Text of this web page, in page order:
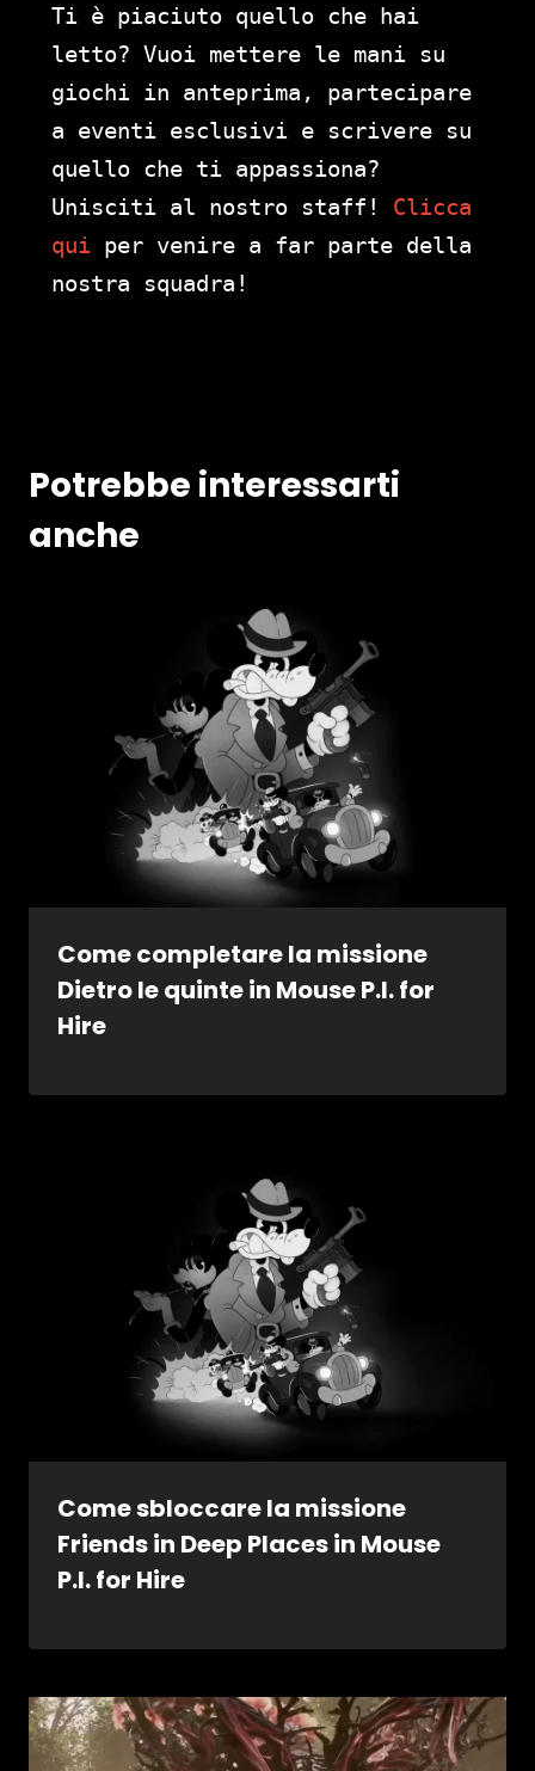
Ti è piaciuto quello che hai
letto? Vuoi mettere le mani su
giochi in anteprima, partecipare
a eventi esclusivi e scrivere su
quello che ti appassiona?
Unisciti al nostro staff! Clicca
qui per venire a far parte della
nostra squadra!
Potrebbe interessarti
anche
Come completare la missione
Dietro le quinte in Mouse P.I. for
Hire
Come sbloccare la missione
Friends in Deep Places in Mouse
P.I. for Hire